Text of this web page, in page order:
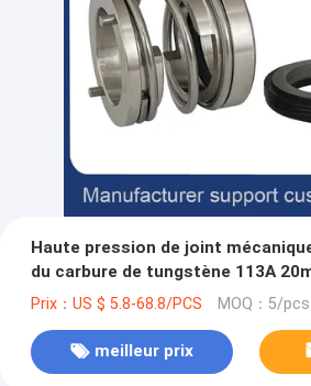
Haute pression de joint
du carbure de tungstène 113A
Prix：US $ 5.8-68.8/PCS MOQ：5/pcs
meilleur prix